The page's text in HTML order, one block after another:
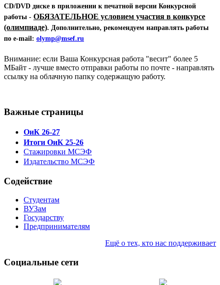
CD/DVD диске в приложении к печатной версии Конкурсной
работы - ОБЯЗАТЕЛЬНОЕ условием участия в конкурсе
(олимпиаде). Дополнительно, рекомендуем направлять работы
по e-mail: olymp@msef.ru
Внимание: если Ваша Конкурсная работа "весит" более 5
МБайт - лучше вместо отправки работы по почте - направлять
ссылку на облачную папку содержащую работу.
Важные страницы
ОиК 26-27
Итоги ОиК 25-26
Стажировки МСЭФ
Издательство МСЭФ
Содействие
Студентам
ВУЗам
Государству
Предпринимателям
Ещё о тех, кто нас поддерживает
Социальные сети